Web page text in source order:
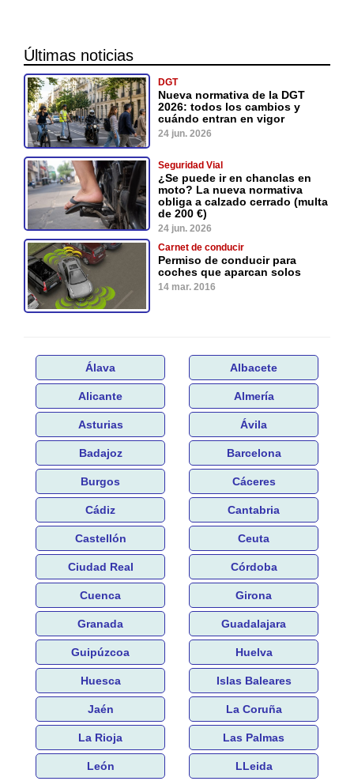
Últimas noticias
DGT
Nueva normativa de la DGT
2026: todos los cambios y
cuándo entran en vigor
24 jun. 2026
Seguridad Vial
¿Se puede ir en chanclas en
moto? La nueva normativa
obliga a calzado cerrado (multa
de 200 €)
24 jun. 2026
Carnet de conducir
Permiso de conducir para
coches que aparcan solos
14 mar. 2016
Álava Albacete
Alicante Almería
Asturias Ávila
Badajoz Barcelona
Burgos Cáceres
Cádiz Cantabria
Castellón Ceuta
Ciudad Real Córdoba
Cuenca Girona
Granada Guadalajara
Guipúzcoa Huelva
Huesca Islas Baleares
Jaén La Coruña
La Rioja Las Palmas
León LLeida